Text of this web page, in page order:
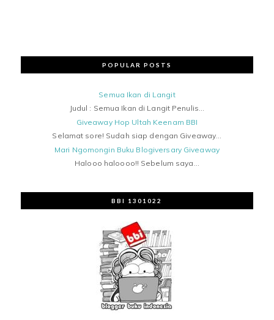
POPULAR POSTS
Semua Ikan di Langit
Judul : Semua Ikan di Langit Penulis...
Giveaway Hop Ultah Keenam BBI
Selamat sore! Sudah siap dengan Giveaway...
Mari Ngomongin Buku Blogiversary Giveaway
Halooo haloooo!! Sebelum saya...
BBI 1301022